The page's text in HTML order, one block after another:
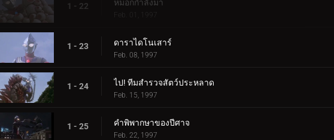
1 - 22 หมอกกำลังมา
Feb. 01, 1997
1 - 23 ดาราไดโนเสาร์
Feb. 08, 1997
1 - 24 ไป! ทีมสำรวจสัตว์ประหลาด
Feb. 15, 1997
1 - 25 คำพิพากษาของปีศาจ
Feb. 22, 1997